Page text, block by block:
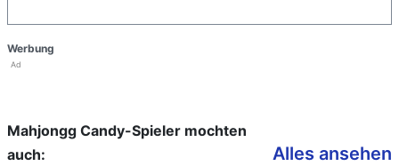
Werbung
Ad
Mahjongg Candy-Spieler mochten
auch:
Alles ansehen